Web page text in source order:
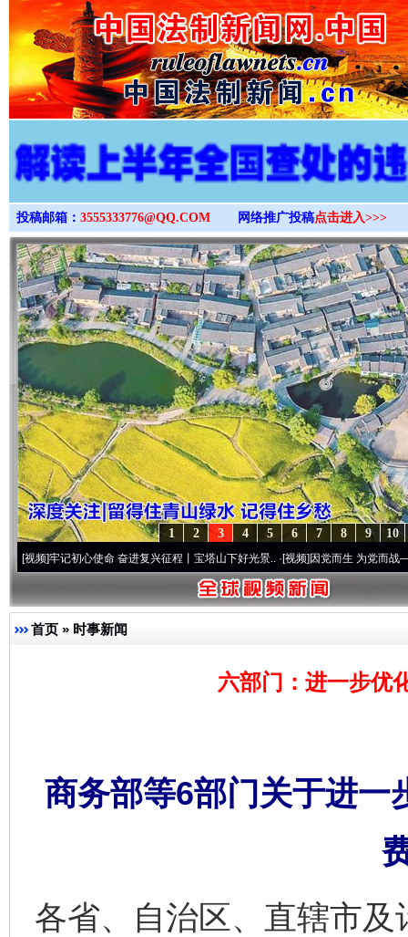
>
投稿邮箱： 3555333776@QQ.COM 网络推广投稿点击进入>>>
10
9
8
7
6
5
4
3
2
1
记初心使命 奋进复兴征程丨宝塔山下好光景..·[视频]因党而生 为党而战——百年“纪
首页 » 时事新闻
六部门：进一步优
商务部等6部门关于进一
各省、自治区、直辖市